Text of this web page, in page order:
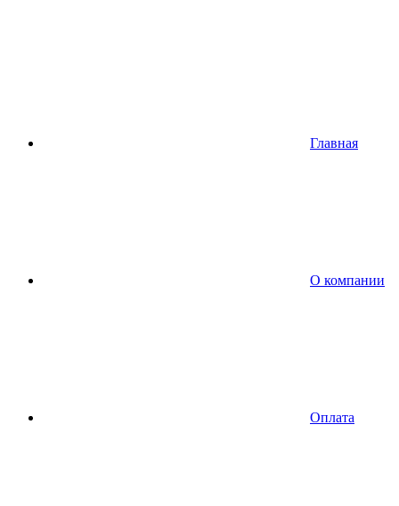
Главная
О компании
Оплата